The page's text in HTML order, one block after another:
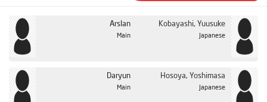
Arslan
Main
Kobayashi, Yuusuke
Japanese
Daryun
Main
Hosoya, Yoshimasa
Japanese